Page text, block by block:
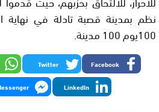
نظم بمدينة قصبة تادلة في نهاية
100يوم 100 مدينة.
Facebook
Twitter
LinkedIn